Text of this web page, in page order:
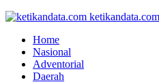
Home
Nasional
Adventorial
Daerah